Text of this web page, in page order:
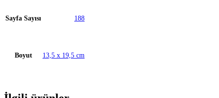
Sayfa Sayısı 188
Boyut 13,5 x 19,5 cm